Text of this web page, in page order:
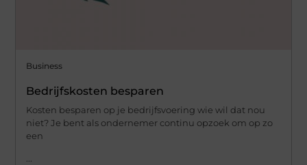
Business
Bedrijfskosten besparen
Kosten besparen op je bedrijfsvoering wie wil dat nou
niet? Je bent als ondernemer continu opzoek om op zo
een
...